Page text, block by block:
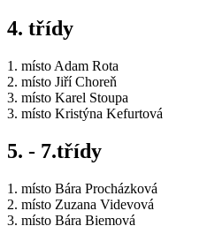
4. třídy
1. místo Adam Rota
2. místo Jiří Choreň
3. místo Karel Stoupa
3. místo Kristýna Kefurtová
5. - 7.třídy
1. místo Bára Procházková
2. místo Zuzana Videvová
3. místo Bára Biemová